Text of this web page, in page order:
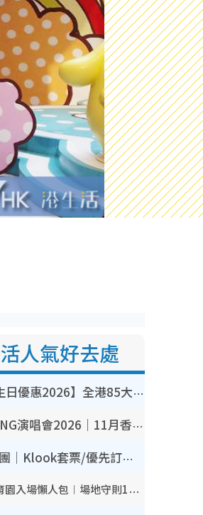
人氣好去處
【8月生日優惠2026】全港85大食買玩著數攻略 自助餐/火鍋放題同行免費＋誠品/DONKI送現金券
BIGBANG演唱會2026｜11月香港啟德開3場！實名制VIP申請、優先購票攻略
人夫集團｜Klook套票/優先訂票/公開發售搶飛攻略！附票價.購票連結.場地座位表
啟德體育園入場懶人包︱場地守則12違禁品不可進場准帶細水樽但全場禁樽蓋！應援牌有限制！